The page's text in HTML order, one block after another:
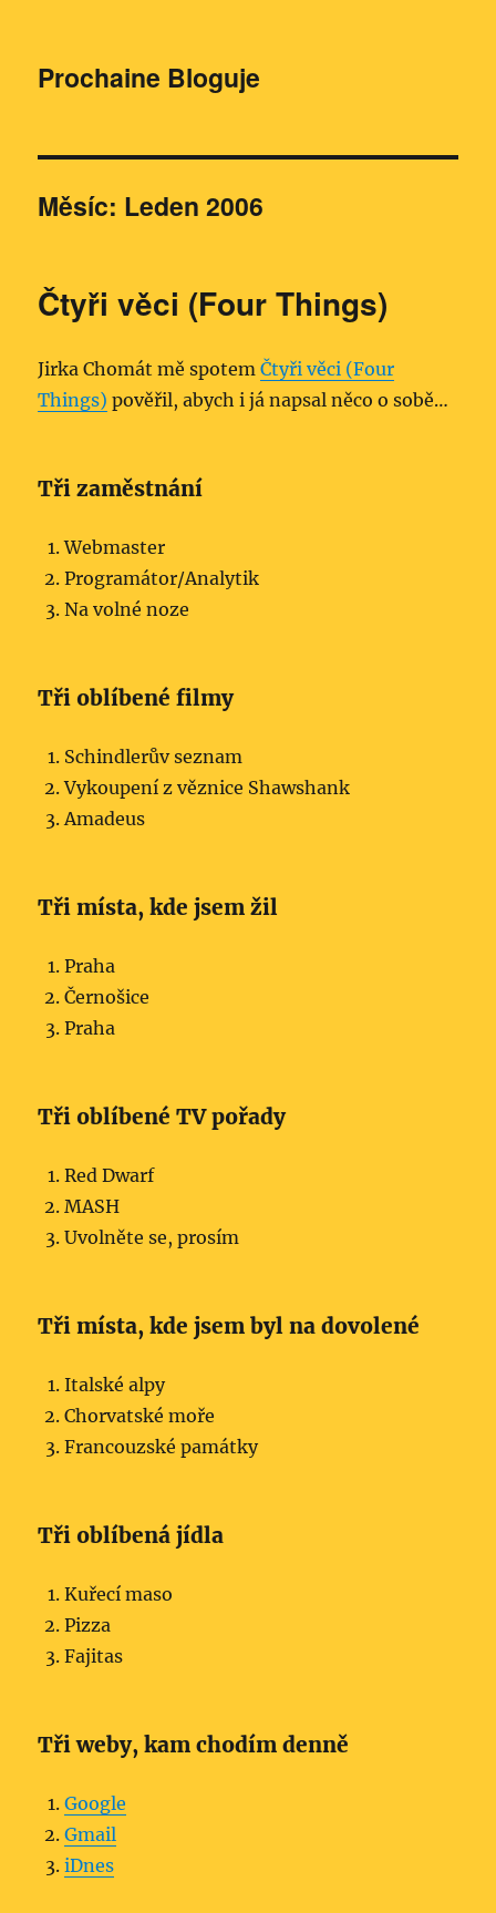
Prochaine Bloguje
Měsíc: Leden 2006
Čtyři věci (Four Things)
Jirka Chomát mě spotemČtyři věci (Four
Things) pověřil, abych i já napsal něco o sobě…
Tři zaměstnání
Webmaster
Programátor/A­nalytik
Na volné noze
Tři oblíbené filmy
Schindlerův seznam
Vykoupení z věznice Shawshank
Amadeus
Tři místa, kde jsem žil
Praha
Černošice
Praha
Tři oblíbené TV pořady
Red Dwarf
MASH
Uvolněte se, prosím
Tři místa, kde jsem byl na dovolené
Italské alpy
Chorvatské moře
Francouzské památky
Tři oblíbená jídla
Kuřecí maso
Pizza
Fajitas
Tři weby, kam chodím denně
Google
Gmail
iDnes